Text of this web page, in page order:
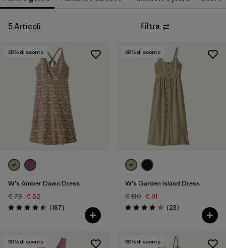
XL (2)
Filtra per
Filtra per
Vestibilità
Filtra per
Colore
5 Articoli Filtra
30% di sconto
W's Amber Dawn Dress
€ 75 € 52
Valutazione: 4.5 / 5
(167Recensioni
)
30% di sconto
W's Garden Island Dress
€ 130 € 91
Valutazione: 3.9 / 5
(23Recensioni
)
30% di sconto 30% di sconto